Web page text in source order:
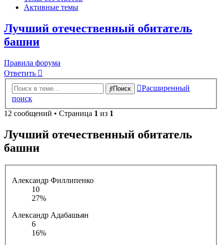
Активные темы
Лучший отечественный обитатель
башни
Правила форума
Ответить
Поиск
Расширенный
поиск
12 сообщений • Страница 1 из 1
Лучший отечественный обитатель
башни
Александр Филлипенко
10
27%
Александр Адабашьян
6
16%